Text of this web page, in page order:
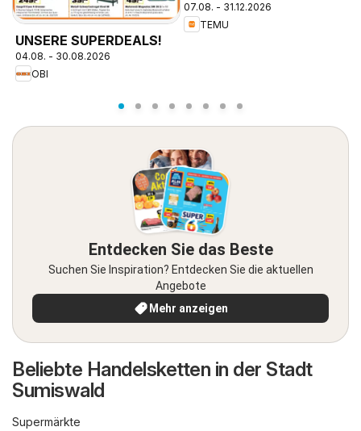
UNSERE SUPERDEALS!
04.08. - 30.08.2026
OBI
07.08. - 31.12.2026
TEMU
Entdecken Sie das Beste
Suchen Sie Inspiration? Entdecken Sie die aktuellen
Angebote
Mehr anzeigen
Beliebte Handelsketten in der Stadt
Sumiswald
Supermärkte